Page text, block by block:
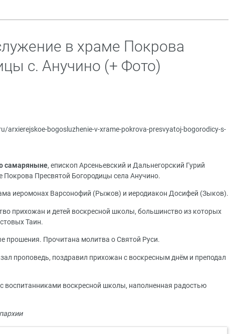
в храме Покрова
с. Анучино (+ Фото)
arxierejskoe-bogosluzhenie-v-xrame-pokrova-presvyatoj-bogorodicy-s-
самаряныне, епископ Арсеньевский и Дальнегорский Гурий
Пресвятой Богородицы села Анучино.
иеромонах Варсонофий (Рыжов) и иеродиакон Досифей (Зыков).
прихожан и детей воскресной школы, большинство из которых
Таин.
прошения. Прочитана молитва о Святой Руси.
проповедь, поздравил прихожан с воскресным днём и преподал
воспитанниками воскресной школы, наполненная радостью